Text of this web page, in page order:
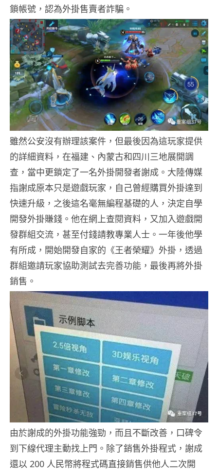
鎖帳號，認為外掛售賣者詐騙。
雖然公安沒有辦理該案件，但最後因為這玩家提供
的詳細資料，在福建、內蒙古和四川三地展開調
查，當中更鎖定了一名外掛開發者謝成。大陸傳媒
指謝成原本只是遊戲玩家，自己曾經購買外掛達到
快速升級，之後這名毫無編程基礎的人，決定自學
開發外掛賺錢。他在網上查閱資料，又加入遊戲開
發群組交流，甚至付錢請教專業人士。一年後他學
有所成，開始開發自家的《王者榮耀》外掛，透過
群組邀請玩家協助測試去完善功能，最後再將外掛
銷售。
由於謝成的外掛功能強勁，而且不斷改善，口碑令
到下線代理主動找上門。除了銷售外掛程式，謝成
還以 200 人民幣將程式碼直接銷售供他人二次開